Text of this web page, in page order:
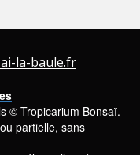
la-baule.fr
© Tropicarium Bonsaï.
partielle, sans
améliorer l’expérience